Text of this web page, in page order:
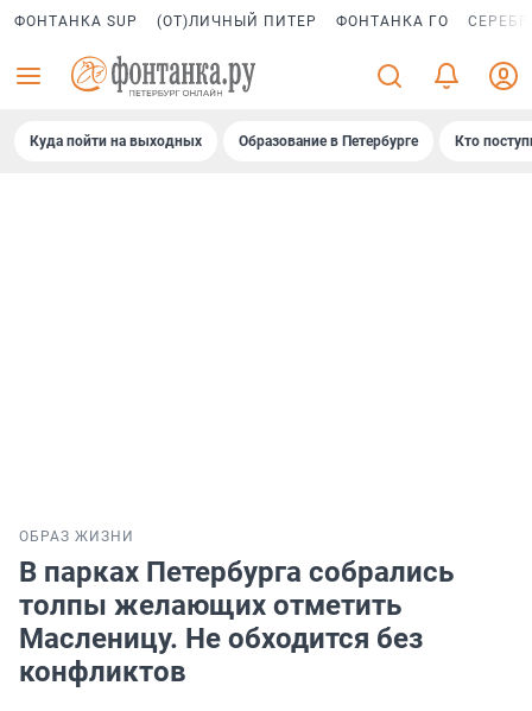
ФОНТАНКА SUP (ОТ)ЛИЧНЫЙ ПИТЕР ФОНТАНКА ГО
Куда пойти на выходных Образование в Петербурге Кто
ОБРАЗ ЖИЗНИ
В парках Петербурга собрались
толпы желающих отметить
Масленицу. Не обходится без
конфликтов